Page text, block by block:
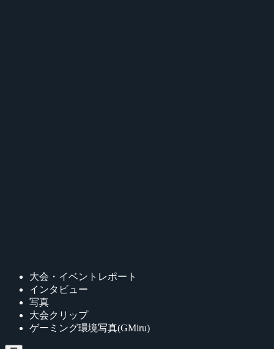
大会・イベントレポート
インタビュー
写真
大会クリップ
ゲーミング環境写真(GMiru)